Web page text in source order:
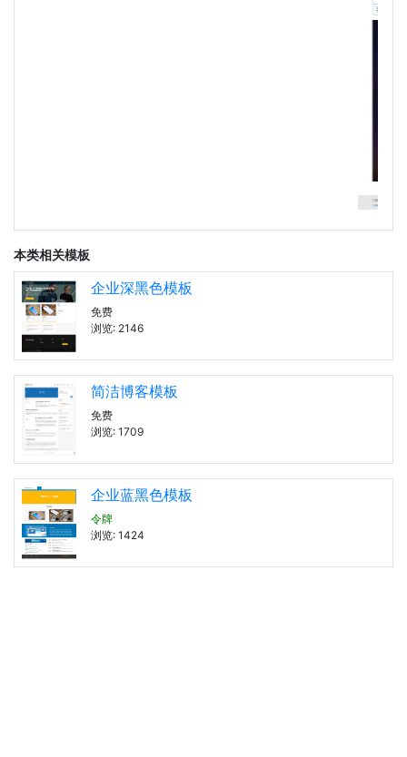
本类相关模板
企业深黑色模板
免费
浏览: 2146
简洁博客模板
免费
浏览: 1709
企业蓝黑色模板
令牌
浏览: 1424